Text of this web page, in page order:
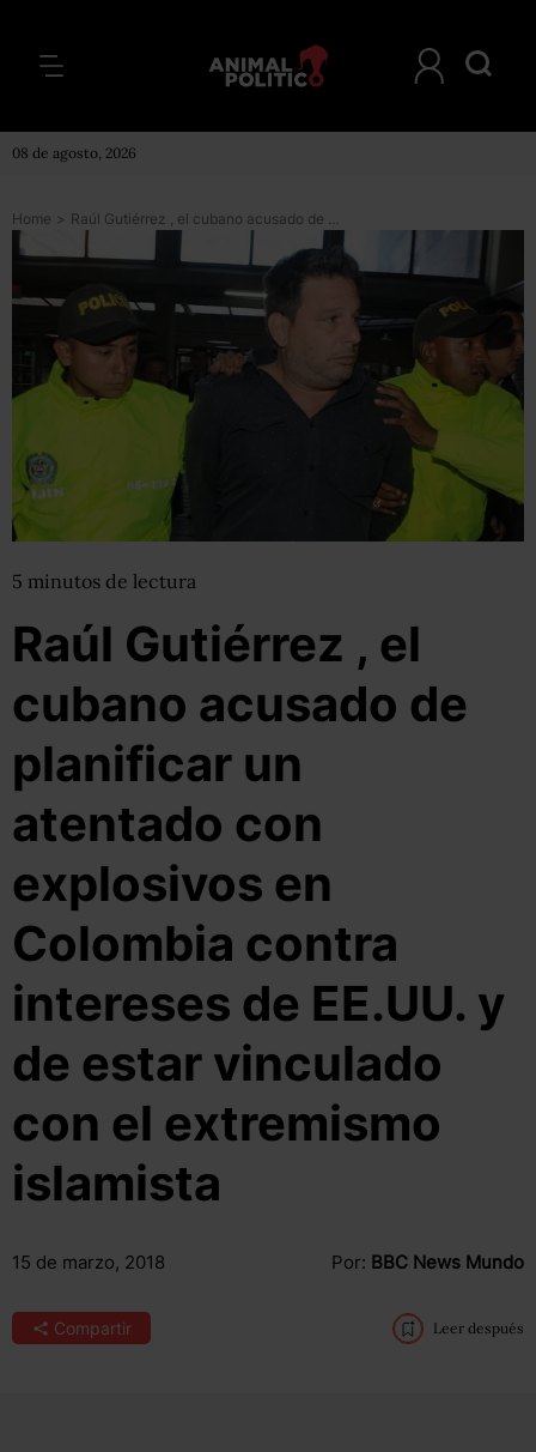
08 de agosto, 2026
Home > Raúl Gutiérrez , el cubano acusado de planificar un atentado con explosivos en Colombia contra intereses de EE.UU. y de estar vinculado con el extremismo islamista
5 minutos de lectura
Raúl Gutiérrez , el
cubano acusado de
planificar un
atentado con
explosivos en
Colombia contra
intereses de EE.UU. y
de estar vinculado
con el extremismo
islamista
15 de marzo, 2018 Por: BBC News Mundo
Compartir Leer después